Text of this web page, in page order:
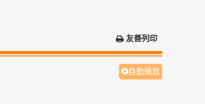
友善列印
自動播放